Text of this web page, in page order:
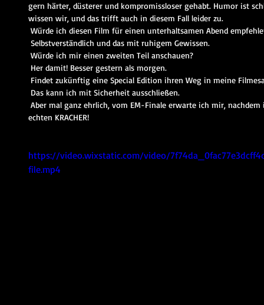
gern härter, düsterer und kompromissloser gehabt. Humor ist
wissen wir, und das trifft auch in diesem Fall leider zu.
Würde ich diesen Film für einen unterhaltsamen Abend
Selbstverständlich und das mit ruhigem Gewissen.
Würde ich mir einen zweiten Teil anschauen?
Her damit! Besser gestern als morgen.
Findet zukünftig eine Special Edition ihren Weg in meine
Das kann ich mit Sicherheit ausschließen.
echten KRACHER!
https://video.wixstatic.com/video/
file.mp4